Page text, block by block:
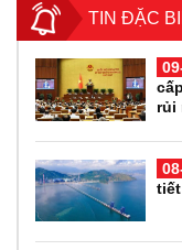
TIN ĐẶC
rủi
tiết